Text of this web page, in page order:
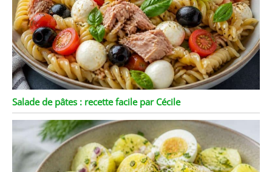
Salade de pâtes : recette facile par Cécile